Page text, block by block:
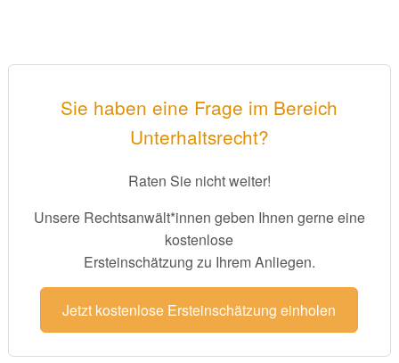
Sie haben eine Frage im Bereich
Unterhaltsrecht?
Raten Sie nicht weiter!
Unsere Rechtsanwält*innen geben Ihnen gerne eine
kostenlose
Ersteinschätzung zu Ihrem Anliegen.
Jetzt kostenlose Ersteinschätzung einholen